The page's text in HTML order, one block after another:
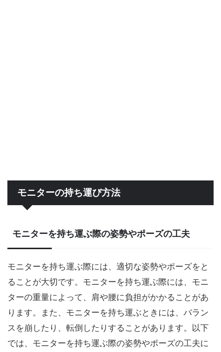
モニターの持ち運び方法
モニターを持ち運ぶ際の姿勢やポーズの工夫
モニターを持ち運ぶ際には、適切な姿勢やポーズをと
ることが大切です。モニターを持ち運ぶ際には、モニ
ターの重量によって、肩や腰に負担がかかることがあ
ります。また、モニターを持ち運ぶときには、バラン
スを崩したり、転倒したりすることがあります。以下
では、モニターを持ち運ぶ際の姿勢やポーズの工夫に